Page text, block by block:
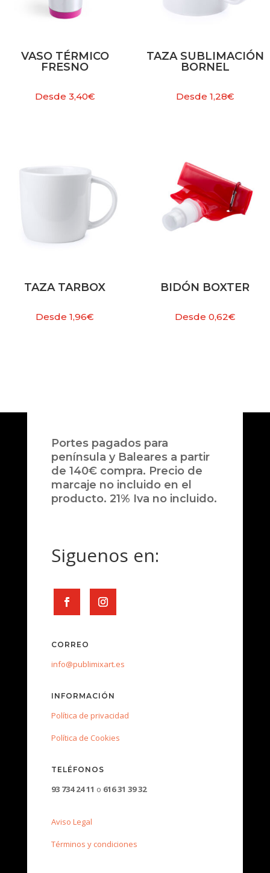
VASO TÉRMICO
FRESNO
Desde 3,40€
TAZA SUBLIMACIÓN
BORNEL
Desde 1,28€
TAZA TARBOX
Desde1,96€
BIDÓN BOXTER
Desde 0,62€
Portes pagados para
península y Baleares a partir
de 140€ compra. Precio de
marcaje no incluido en el
producto. 21% Iva no incluido.
Siguenos en:
CORREO
info@publimixart.es
INFORMACIÓN
Política de privacidad
Política de Cookies
TELÉFONOS
93 734 24 11 o 616 31 39 32
Aviso Legal
Términos y condiciones